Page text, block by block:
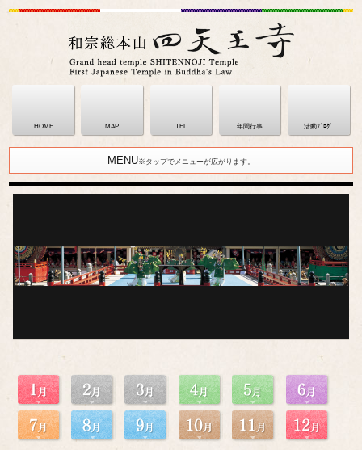
HOME MAP TEL 年間行事 活動ﾌﾞﾛｸﾞ
MENU※タップでメニューが広がります。